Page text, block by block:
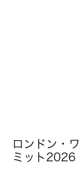
ロンドン・
ミット2026